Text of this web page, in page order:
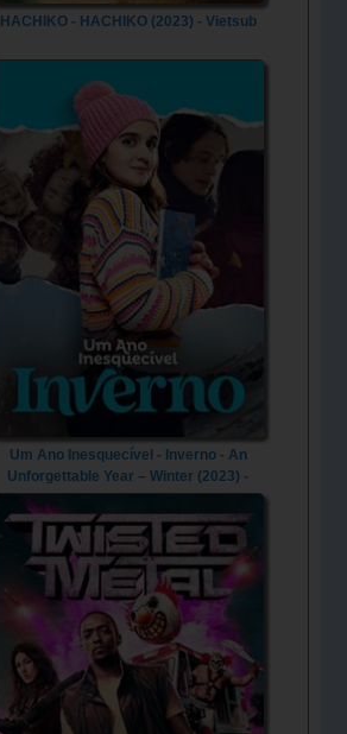
HACHIKO - HACHIKO (2023) - Vietsub
Um Ano Inesquecível - Inverno - An
Unforgettable Year – Winter (2023) -
Vietsub